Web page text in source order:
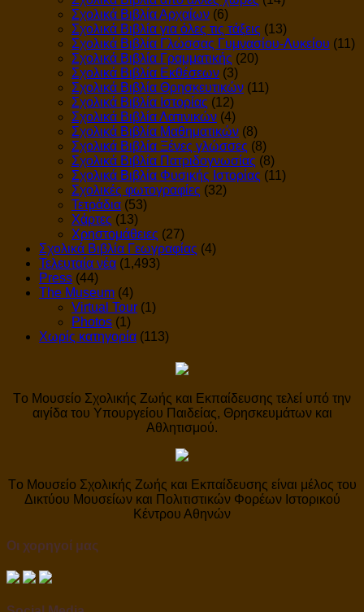
Σχολικά Βιβλία Αρχαίων (6)
Σχολικά Βιβλία για όλες τις τάξεις (13)
Σχολικά Βιβλία Γλώσσας Γυμνασίου-Λυκείου (11)
Σχολικά Βιβλία Γραμματικής (20)
Σχολικά Βιβλία Εκθέσεων (3)
Σχολικά Βιβλία Θρησκευτικών (11)
Σχολικά Βιβλία Ιστορίας (12)
Σχολικά Βιβλία Λατινικών (4)
Σχολικά Βιβλία Μαθηματικών (8)
Σχολικά Βιβλία Ξένες γλώσσες (8)
Σχολικά Βιβλία Πατριδογνωσίας (8)
Σχολικά Βιβλία Φυσικής Ιστορίας (11)
Σχολικές φωτογραφίες (32)
Τετράδια (53)
Χάρτες (13)
Χρηστομάθειες (27)
Σχολικά Βιβλία Γεωγραφίας (4)
Τελευταία νέα (1,493)
Press (44)
The Museum (4)
Virtual Tour (1)
Photos (1)
Χωρίς κατηγορία (113)
Tο Μουσείο Σχολικής Ζωής και Εκπαίδευσης τελεί υπό την
αιγίδα του Υπουργείου Παιδείας, Θρησκευμάτων και
Αθλητισμού.
Tο Μουσείο Σχολικής Ζωής και Εκπαίδευσης είναι μέλος του
Δικτύου Μουσείων και Πολιτιστικών Φορέων Ιστορικού
Κέντρου Αθηνών
Οι χορηγοί μας